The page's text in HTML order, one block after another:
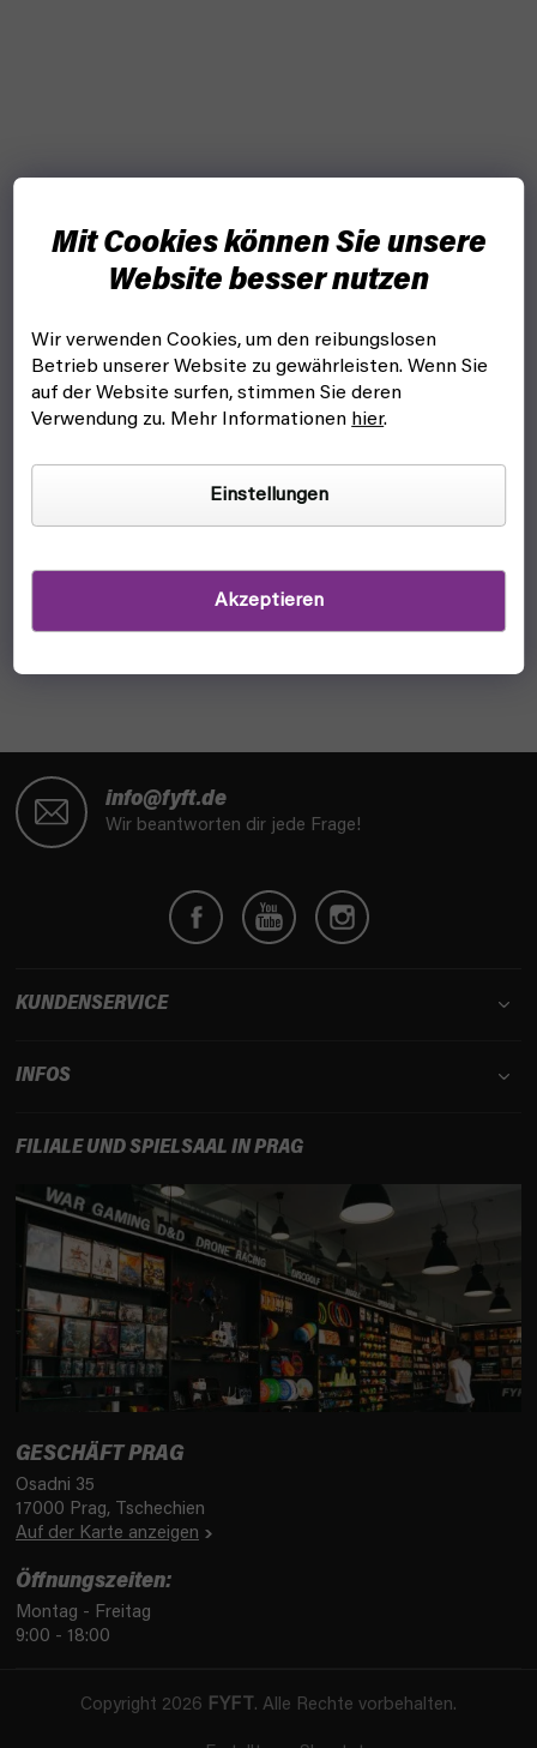
Mit Cookies können Sie unsere
Website besser nutzen
Wir verwenden Cookies, um den reibungslosen
Betrieb unserer Website zu gewährleisten. Wenn Sie
auf der Website surfen, stimmen Sie deren
Verwendung zu. Mehr Informationen hier.
Einstellungen
Akzeptieren
info@fyft.de
Wir beantworten dir jede Frage!
KUNDENSERVICE
INFOS
FILIALE UND SPIELSAAL IN PRAG
GESCHÄFT PRAG
Osadni 35
17000 Prag, Tschechien
Auf der Karte anzeigen
Öffnungszeiten:
Montag - Freitag
9:00 - 18:00
Copyright 2026 FYFT . Alle Rechte vorbehalten.